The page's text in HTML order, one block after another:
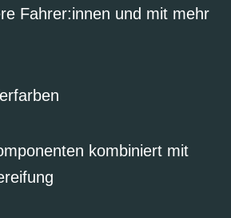
Fahrer:innen und mit mehr
kombiniert mit